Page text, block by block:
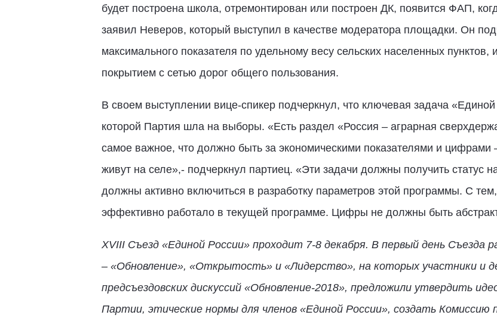
будет построена школа, отремонтирован или построен ДК, появится ФАП,
заявил Неверов, который выступил в качестве модератора площадки. Он
максимального показателя по удельному весу сельских населенных
покрытием с сетью дорог общего пользования.
В своем выступлении вице-спикер подчеркнул, что ключевая задача
которой Партия шла на выборы. «Есть раздел «Россия – аграрная
самое важное, что должно быть за экономическими показателями и
живут на селе»,- подчеркнул партиец. «Эти задачи должны получить статус
должны активно включиться в разработку параметров этой программы. С
эффективно работало в текущей программе. Цифры не должны быть
XVIII Съезд «Единой России» проходит 7-8 декабря. В первый день Съезда
– «Обновление», «Открытость» и «Лидерство», на которых участники и
предсъездовских дискуссий «Обновление-2018», предложили утвердить
Партии, этические нормы для членов «Единой России», создать Комиссию